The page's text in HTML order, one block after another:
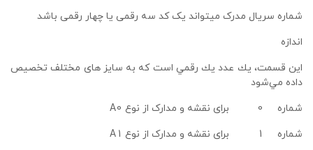
شماره سریال مدرک میتواند یک کد سه رقمی یا چهار رقمی باشد
اندازه
اﻳﻦ ﻗﺴﻤﺖ، ﻳﻚ ﻋﺪد ﻳﻚ رﻗﻤﻲ اﺳﺖ ﻛﻪ ﺑﻪ ﺳﺎﻳﺰ ﻫﺎی ﻣﺨﺘﻠﻒ ﺗﺨﺼﻴﺺ
داده ﻣﻲشود
شماره 0 برای نقشه و مدارک از نوع
A0
شماره 1 برای نقشه و مدارک از نوع
A1